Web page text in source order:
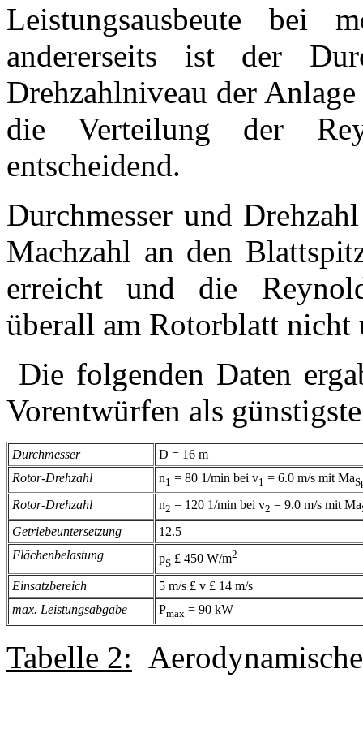
Leistungsausbeute bei
andererseits ist der
Drehzahlniveau der
die Verteilung der
entscheidend.
Durchmesser und
Machzahl an den
erreicht und die
überall am Rotorblatt nicht
Die folgenden Daten
Vorentwürfen als
Durchmesser
D = 16 m
Rotor-Drehzahl
n1 = 80 1/min bei v1 = 6.0 m/s mit Ma
Rotor-Drehzahl n2 = 120 1/min bei v2 = 9.0 m/s mit Ma
Getriebeuntersetzung
12.5
Flächenbelastung
pS £ 450 W/m2
Einsatzbereich 5 m/s £ v £ 14 m/s
max. Leistungsabgabe
Pmax = 90 kW
Tabelle 2: